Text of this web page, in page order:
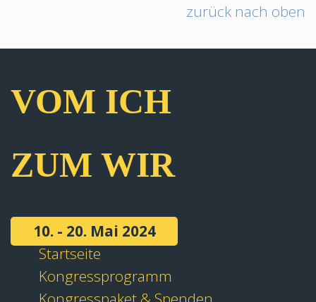
zurück nach oben
VOM ICH
ZUM WIR
10. - 20. Mai 2024
Startseite
Kongressprogramm